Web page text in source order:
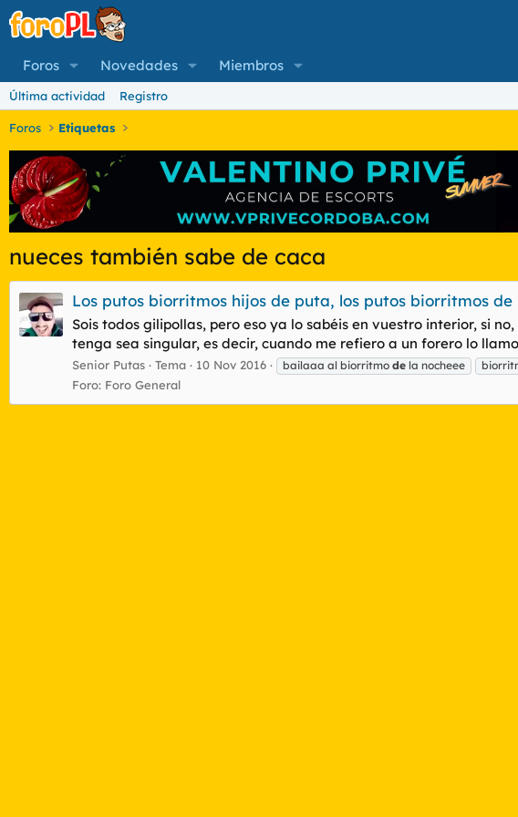
Foros Novedades Miembros
Última actividad Registro
Foros Etiquetas
nueces también sabe de caca
Los putos biorritmos hijos de puta, los putos biorritmos de
Sois todos gilipollas, pero eso ya lo sabéis en vuestro interior, si
tenga sea singular, es decir, cuando me refiero a un forero lo
Senior Putas Tema 10 Nov 2016 bailaaa al biorritmo de la nocheee
Foro: Foro General